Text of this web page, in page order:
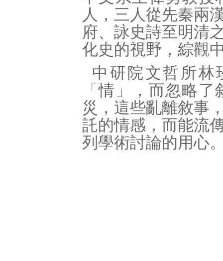
人，三人從先秦兩
府、詠史詩至明清
化史的視野，綜觀
中研院文哲所林
「情」，而忽略
災，這些亂離敘事
託的情感，而能流
列學術討論的用心